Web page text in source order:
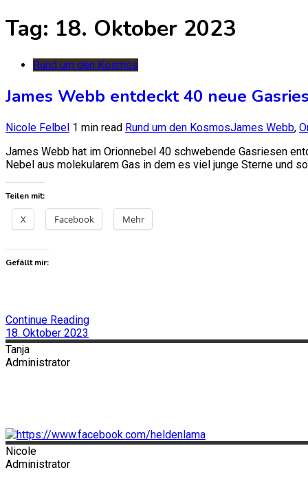
nach:
Tag: 18. Oktober 2023
Rund um den Kosmos
James Webb entdeckt 40 neue
Nicole Felbel 1 min read Rund um den KosmosJames Webb,
James Webb hat im Orionnebel 40 schwebende Gasriesen
Nebel aus molekularem Gas in dem es viel junge Sterne und
Teilen mit:
X Facebook Mehr
Gefällt mir:
Continue Reading
18. Oktober 2023
Tanja
Administrator
Nicole
Administrator